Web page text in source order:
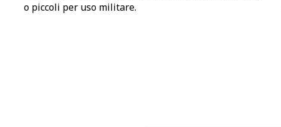
o piccoli per uso militare.